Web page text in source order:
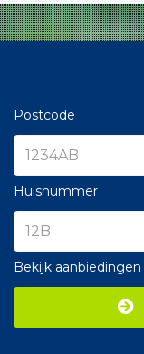
Postcode
Huisnummer
Bekijk aanbiedingen